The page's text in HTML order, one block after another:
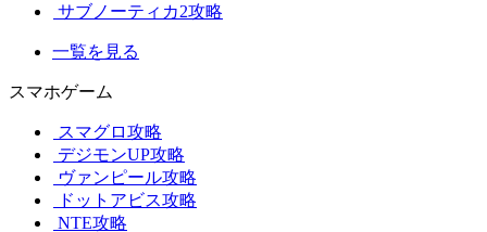
サブノーティカ2攻略
一覧を見る
スマホゲーム
スマグロ攻略
デジモンUP攻略
ヴァンピール攻略
ドットアビス攻略
NTE攻略